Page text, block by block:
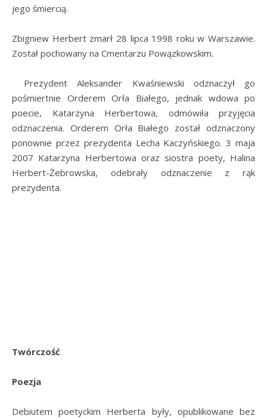
jego śmiercią.
Zbigniew Herbert zmarł 28 lipca 1998 roku w Warszawie.
Został pochowany na Cmentarzu Powązkowskim.
Prezydent Aleksander Kwaśniewski odznaczył go
pośmiertnie Orderem Orła Białego, jednak wdowa po
poecie, Katarzyna Herbertowa, odmówiła przyjęcia
odznaczenia. Orderem Orła Białego został odznaczony
ponownie przez prezydenta Lecha Kaczyńskiego. 3 maja
2007 Katarzyna Herbertowa oraz siostra poety, Halina
Herbert-Żebrowska, odebrały odznaczenie z rąk
prezydenta.
Twórczość
Poezja
Debiutem poetyckim Herberta były, opublikowane bez